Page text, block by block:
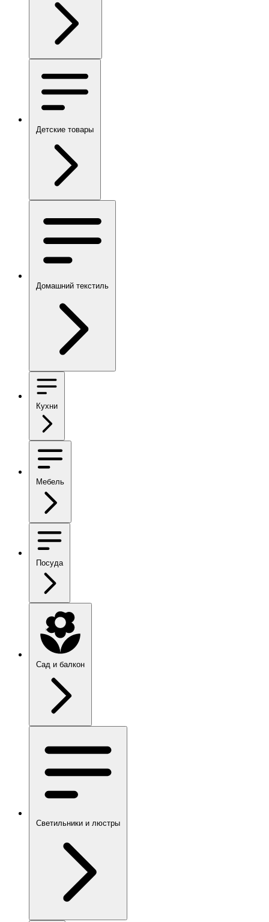
Детские товары
Домашний текстиль
Кухни
Мебель
Посуда
Сад и балкон
Светильники и люстры